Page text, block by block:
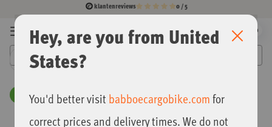
klantenreviews 0 / 5
Ga
naar
de
inhoud
Menu
Mijn
0
Babboe
Korting
Hey, are you from United
States?
You'd better visit babboecargobike.comfor
correct prices and delivery times. We do not